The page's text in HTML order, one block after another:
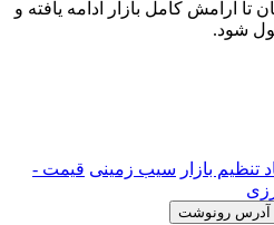
تا آرامش کامل بازار ادامه یافته و
شود.
تنظيم بازار سیب زمینی قیمت -
آدرس رونوشت